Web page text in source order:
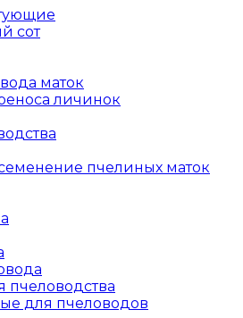
сот
маток
личинок
пчелиных маток
пчеловодства
для пчеловодов